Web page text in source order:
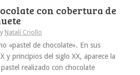
con cobertura de
Natalí Criollo
«pastel de chocolate». En sus
y principios del siglo XX, aparece la
realizado con chocolate